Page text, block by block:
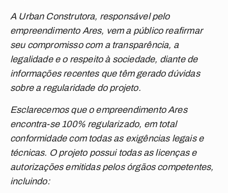
A Urban Construtora, responsável pelo
empreendimento Ares, vem a público reafirmar
seu compromisso com a transparência, a
legalidade e o respeito à sociedade, diante de
informações recentes que têm gerado dúvidas
sobre a regularidade do projeto.
Esclarecemos que o empreendimento Ares
encontra-se 100% regularizado, em total
conformidade com todas as exigências legais e
técnicas. O projeto possui todas as licenças e
autorizações emitidas pelos órgãos competentes,
incluindo: